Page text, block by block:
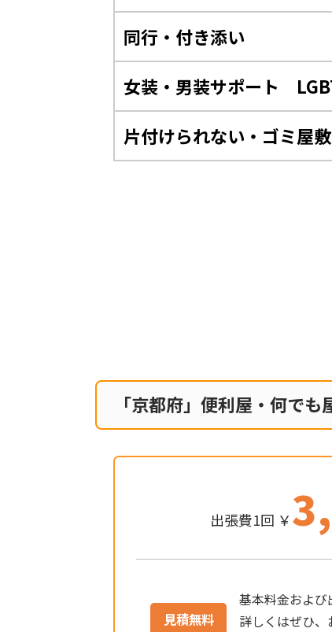
同行・付き添い
女装・男装サポート
片付けられない・ゴミ屋敷
「京都府」便利屋・何でも
出張費1回 ￥
見積無料
基本料金および
詳しくはぜひ、